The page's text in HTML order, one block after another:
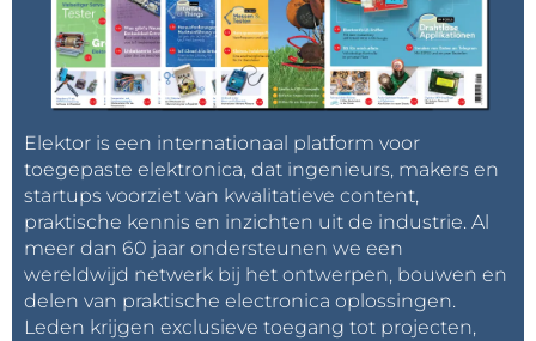
Elektor is een internationaal platform voor
toegepaste elektronica, dat ingenieurs, makers en
startups voorziet van kwalitatieve content,
praktische kennis en inzichten uit de industrie. Al
meer dan 60 jaar ondersteunen we een
wereldwijd netwerk bij het ontwerpen, bouwen en
delen van praktische electronica oplossingen.
Leden krijgen exclusieve toegang tot projecten,